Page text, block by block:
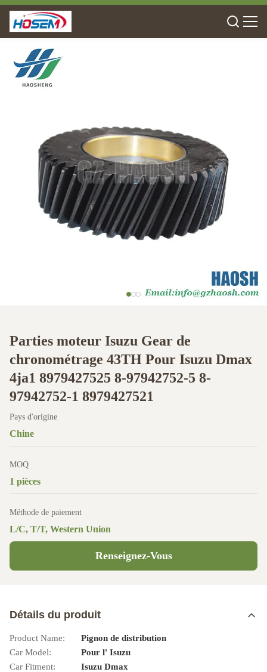
Parties moteur Isuzu Gear de
chronométrage 43TH Pour Isuzu Dmax
4ja1 8979427525 8-97942752-5 8-
97942752-1 8979427521
Pays d'origine
Chine
MOQ
1 pièces
Méthode de paiement
L/C, T/T, Western Union
Renseignez-Vous
Détails du produit
Product Name:
Pignon de distribution
Car Model:
Pour l' Isuzu
Car Fitment:
Isuzu Dmax